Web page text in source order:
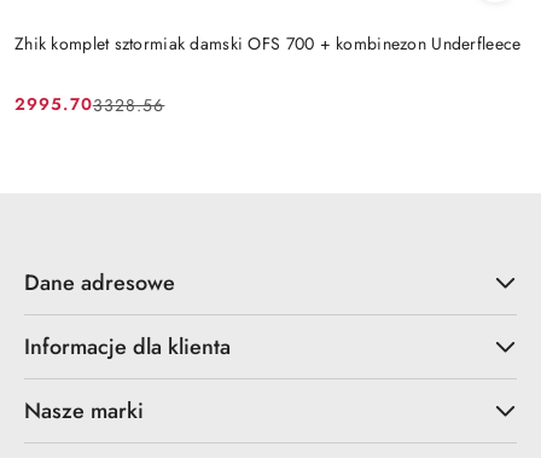
Zhik komplet sztormiak damski OFS 700 + kombinezon Underfleece
Cena
2995.70
Cena
3328.56
Dane adresowe
Informacje dla klienta
Nasze marki